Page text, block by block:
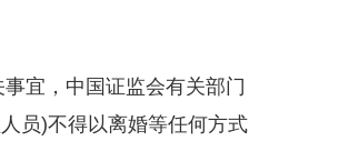
宜，中国证监会有关部门
员)不得以离婚等任何方式